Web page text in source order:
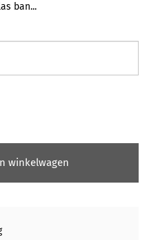
ban...
winkelwagen